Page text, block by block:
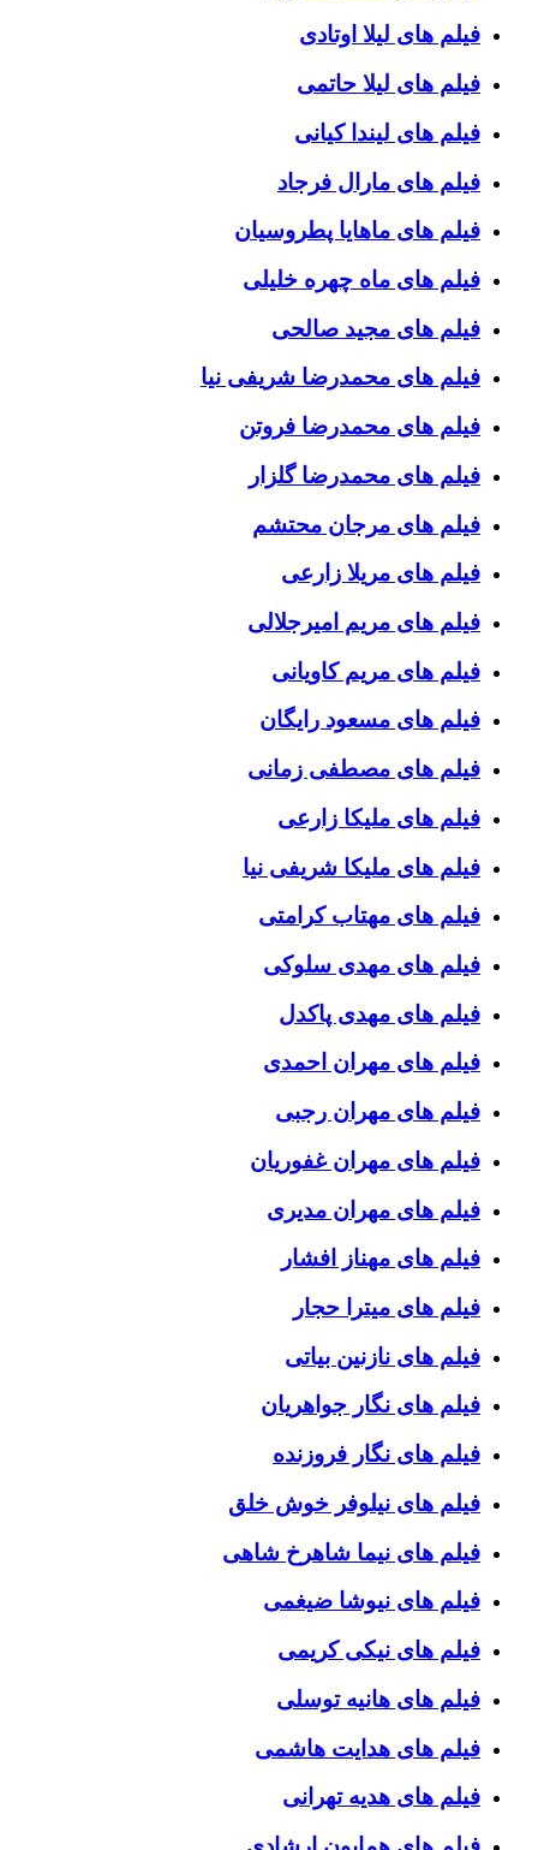
فیلم های لیلا اوتادی
فیلم های لیلا حاتمی
فیلم های لیندا کیانی
فیلم های مارال فرجاد
فیلم های ماهایا پطروسیان
فیلم های ماه چهره خلیلی
فیلم های مجید صالحی
فیلم های محمدرضا شریفی نیا
فیلم های محمدرضا فروتن
فیلم های محمدرضا گلزار
فیلم های مرجان محتشم
فیلم های مریلا زارعی
فیلم های مریم امیرجلالی
فیلم های مریم کاویانی
فیلم های مسعود رایگان
فیلم های مصطفی زمانی
فیلم های ملیکا زارعی
فیلم های ملیکا شریفی نیا
فیلم های مهتاب کرامتی
فیلم های مهدی سلوکی
فیلم های مهدی پاکدل
فیلم های مهران احمدی
فیلم های مهران رجبی
فیلم های مهران غفوریان
فیلم های مهران مدیری
فیلم های مهناز افشار
فیلم های میترا حجار
فیلم های نازنین بیاتی
فیلم های نگار جواهریان
فیلم های نگار فروزنده
فیلم های نیلوفر خوش خلق
فیلم های نیما شاهرخ شاهی
فیلم های نیوشا ضیغمی
فیلم های نیکی کریمی
فیلم های هانیه توسلی
فیلم های هدایت هاشمی
فیلم های هدیه تهرانی